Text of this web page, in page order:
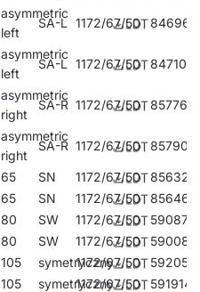
asymmetric
left
SA-L 1172/67/50 846960
asymmetric
left
SA-L 1172/67/50 847103
asymmetric
right
SA-R 1172/67/50 857768
asymmetric
right
SA-R 1172/67/50 857904
65 SN 1172/67/50
856327
65 SN 1172/67/50
856464
80 SW 1172/67/50
590870
80 SW 1172/67/50
590085
105 symetryczny
1172/67/50
592058
105 symetryczny
1172/67/50
591914